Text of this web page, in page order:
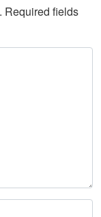
Required fields